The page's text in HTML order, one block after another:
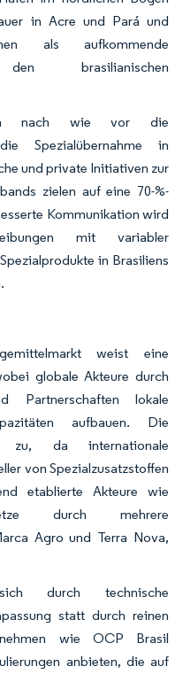
in Acre und Pará und
als aufkommende
brasilianischen
nach wie vor die
Spezialübernahme in
und private Initiativen zur
zielen auf eine 70-%-
Kommunikation wird
mit variabler
in Brasiliens
weist eine
globale Akteure durch
Partnerschaften lokale
aufbauen. Die
zu, da internationale
von Spezialzusatzstoffen
etablierte Akteure wie
durch mehrere
Agro und Terra Nova,
durch technische
statt durch reinen
wie OCP Brasil
anbieten, die auf